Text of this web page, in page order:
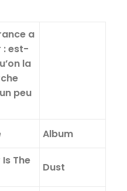
a
: est-
la
peu
Album
Is The
Dust